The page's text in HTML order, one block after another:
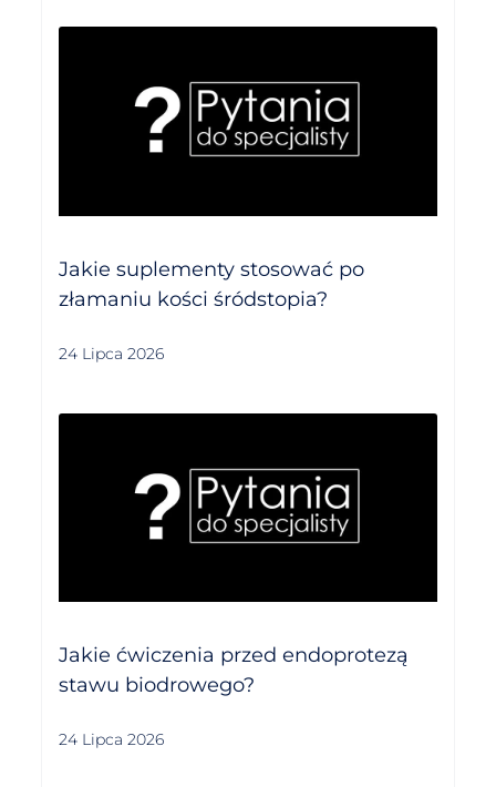
Jakie suplementy stosować po
złamaniu kości śródstopia?
24 Lipca 2026
Jakie ćwiczenia przed endoprotezą
stawu biodrowego?
24 Lipca 2026